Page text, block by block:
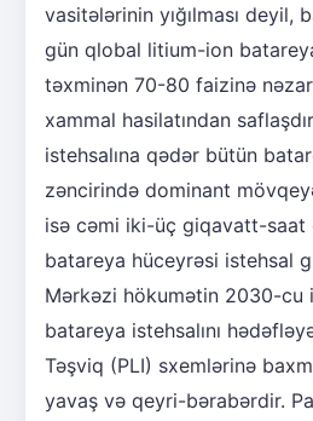
vasitələrinin yığılması deyil,
gün qlobal litium-ion
təxminən 70-80 faizinə
xammal hasilatından
istehsalına qədər bütün
zəncirində dominant
isə cəmi iki-üç giqavatt-saat
batareya hüceyrəsi istehsal
Mərkəzi hökumətin 2030-cu
batareya istehsalını
Təşviq (PLI) sxemlərinə
yavaş və qeyri-bərabərdir.